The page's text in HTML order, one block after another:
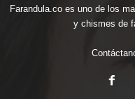
Farandula.co es uno de los
y chismes de